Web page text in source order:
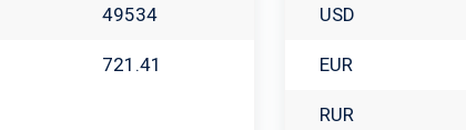
49534
721.41
USD
EUR
RUR